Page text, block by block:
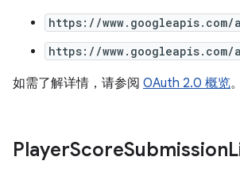
https://www.googleapis.com/
https://www.googleapis.com/
如需了解详情，请参阅 OAuth 2.0 概览。
PlayerScoreSubmission